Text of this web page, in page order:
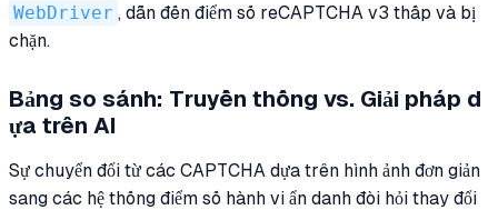
WebDriver , dẫn đến điểm số reCAPTCHA v3 thấp và bị
chặn.
Bảng so sánh: Truyền thống vs. Giải pháp d
ựa trên AI
Sự chuyển đổi từ các CAPTCHA dựa trên hình ảnh đơn giản
sang các hệ thống điểm số hành vi ẩn danh đòi hỏi thay đổi